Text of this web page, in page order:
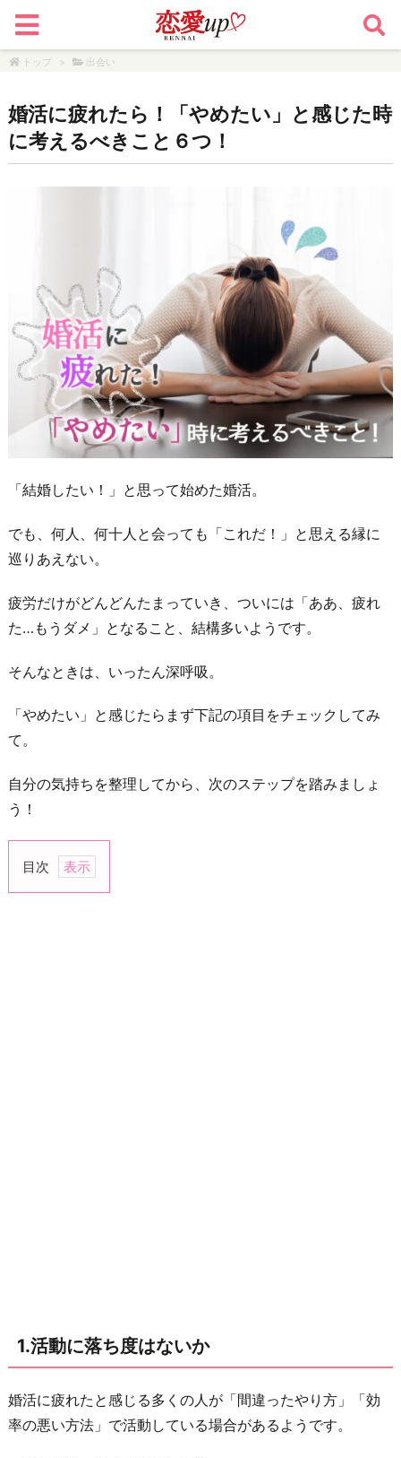
トップ > 出会い
婚活に疲れたら！「やめたい」と感じた時
に考えるべきこと６つ！
「結婚したい！」と思って始めた婚活。
でも、何人、何十人と会っても「これだ！」と思える縁に
巡りあえない。
疲労だけがどんどんたまっていき、ついには「ああ、疲れ
た…もうダメ」となること、結構多いようです。
そんなときは、いったん深呼吸。
「やめたい」と感じたらまず下記の項目をチェックしてみ
て。
自分の気持ちを整理してから、次のステップを踏みましょ
う！
目次
1.
後
の
こ
と
1.活動に落ち度はないか
婚活に疲れたと感じる多くの人が「間違ったやり方」「効
率の悪い方法」で活動している場合があるようです。